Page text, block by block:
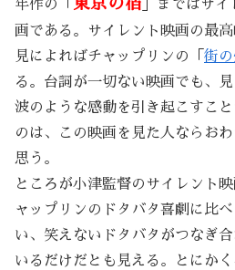
年作の「
」まではサイ
画である。サイレント映画の最
見によればチャップリンの「 街の
る。台詞が一切ない映画でも、
波のような感動を引き起こすこ
のは、この映画を見た人ならおわ
思う。
ところが小津監督のサイレント
ャップリンのドタバタ喜劇に比
い、笑えないドタバタがつなぎ
いるだけだとも見える。とにか